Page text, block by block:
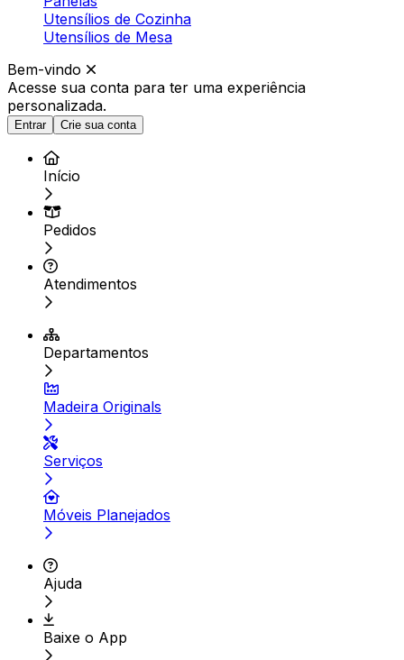
Utensílios de Cozinha
Utensílios de Mesa
Bem-vindo
Acesse sua conta para ter uma experiência
personalizada.
Entrar Crie sua conta
Início
Pedidos
Atendimentos
Departamentos
Madeira Originals
Serviços
Móveis Planejados
Ajuda
Baixe o App